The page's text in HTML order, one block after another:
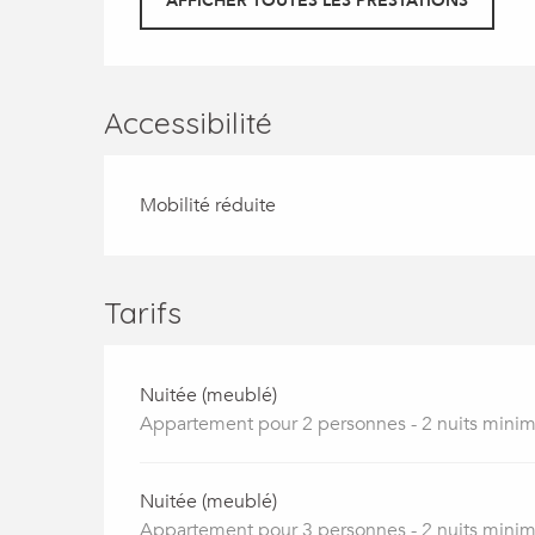
Accessibilité
Mobilité réduite
Tarifs
Nuitée (meublé)
Appartement pour 2 personnes - 2 nuits
Nuitée (meublé)